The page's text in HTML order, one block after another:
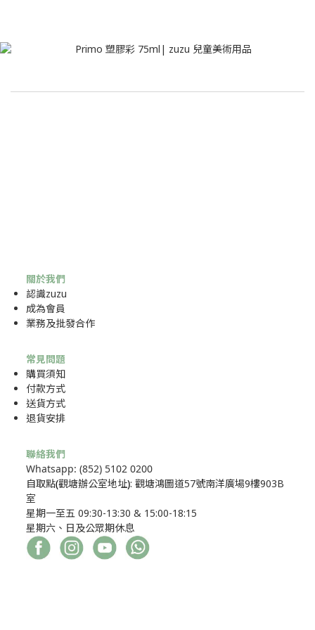
關於我們
認識zuzu
成為會員
業務及批發合作
常見問題
購買須知
付款方式
送貨方式
退貨安排
聯絡我們
Whatsapp: (852) 5102 0200
自取點(觀塘辦公室地址): 觀塘鴻圖道57號南洋廣場9樓903B
室
星期一至五 09:30-13:30 & 15:00-18:15
星期六、日及公眾期休息